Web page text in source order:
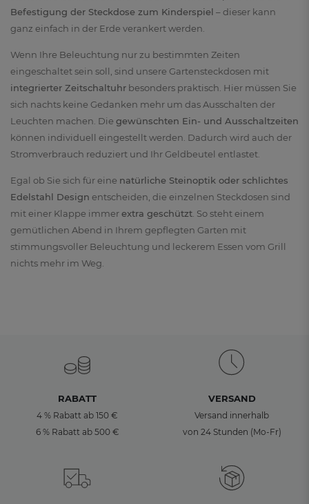
Befestigung der Steckdose zum Kinderspiel – dieser kann
ganz einfach in der Erde verankert werden.
Wenn Ihre Beleuchtung nur zu bestimmten Zeiten
eingeschaltet sein soll, sind unsere Gartensteckdosen mit
integrierter Zeitschaltuhr besonders praktisch. Hier müssen Sie
sich nachts keine Gedanken mehr um das Ausschalten der
Leuchten machen. Die gewünschten Ein- und Ausschaltzeiten
können individuell eingestellt werden. Dadurch wird auch der
Stromverbrauch reduziert und Ihr Geldbeutel entlastet.
Egal ob Sie sich für eine natürliche Steinoptik oder schlichtes
Edelstahl Design entscheiden, die einzelnen Steckdosen sind
mit einer Klappe immerextra geschützt . So steht einem
gemütlichen Abend in Ihrem gepflegten Garten mit
stimmungsvoller Beleuchtung und leckerem Essen vom Grill
nichts mehr im Weg.
RABATT
4 % Rabatt ab 150 €
6 % Rabatt ab 500 €
VERSAND
Versand innerhalb
von 24 Stunden (Mo-Fr)